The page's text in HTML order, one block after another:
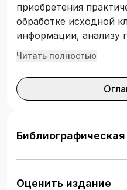
приобретения
обработке исходной
информации, анализу
а также
характеристик.
общей климатологии,
атмосферы и к Земной
уравнения теплового
практических работ
Читать полностью
Библиографическая
Оценить издание